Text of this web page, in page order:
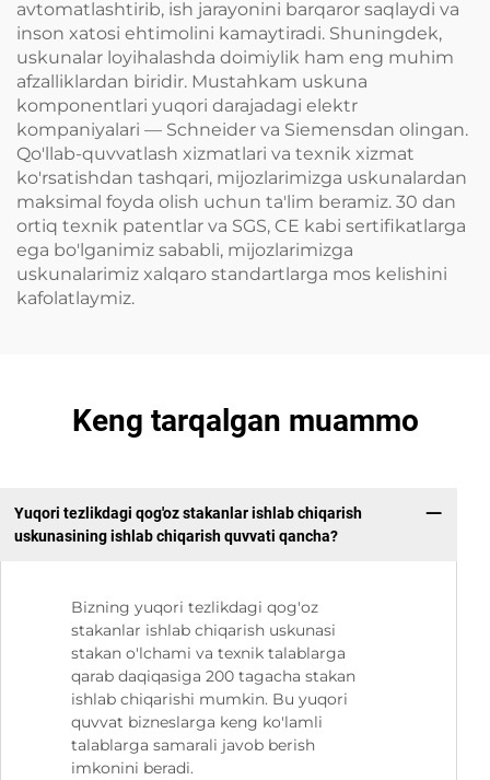
avtomatlashtirib, ish jarayonini barqaror saqlaydi va
inson xatosi ehtimolini kamaytiradi. Shuningdek,
uskunalar loyihalashda doimiylik ham eng muhim
afzalliklardan biridir. Mustahkam uskuna
komponentlari yuqori darajadagi elektr
kompaniyalari — Schneider va Siemensdan olingan.
Qo'llab-quvvatlash xizmatlari va texnik xizmat
ko'rsatishdan tashqari, mijozlarimizga uskunalardan
maksimal foyda olish uchun ta'lim beramiz. 30 dan
ortiq texnik patentlar va SGS, CE kabi sertifikatlarga
ega bo'lganimiz sababli, mijozlarimizga
uskunalarimiz xalqaro standartlarga mos kelishini
kafolatlaymiz.
Keng tarqalgan muammo
Yuqori tezlikdagi qog'oz stakanlar ishlab chiqarish
uskunasining ishlab chiqarish quvvati qancha?
Bizning yuqori tezlikdagi qog'oz
stakanlar ishlab chiqarish uskunasi
stakan o'lchami va texnik talablarga
qarab daqiqasiga 200 tagacha stakan
ishlab chiqarishi mumkin. Bu yuqori
quvvat bizneslarga keng ko'lamli
talablarga samarali javob berish
imkonini beradi.